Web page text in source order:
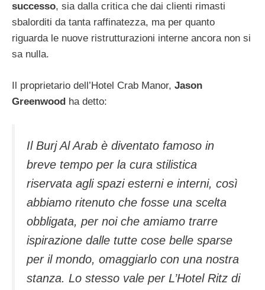
successo, sia dalla critica che dai clienti rimasti
sbalorditi da tanta raffinatezza, ma per quanto
riguarda le nuove ristrutturazioni interne ancora non si
sa nulla.
Il proprietario dell’Hotel Crab Manor, Jason
Greenwood ha detto:
Il Burj Al Arab è diventato famoso in
breve tempo per la cura stilistica
riservata agli spazi esterni e interni, così
abbiamo ritenuto che fosse una scelta
obbligata, per noi che amiamo trarre
ispirazione dalle tutte cose belle sparse
per il mondo, omaggiarlo con una nostra
stanza. Lo stesso vale per L’Hotel Ritz di